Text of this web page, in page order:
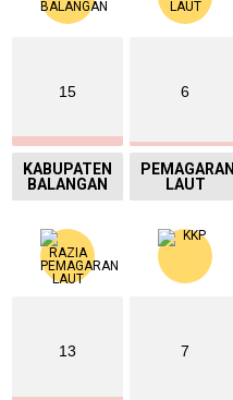
15
KABUPATEN
BALANGAN
6
PEMAGARAN
LAUT
13 7